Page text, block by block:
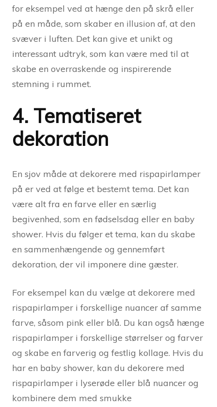
for eksempel ved at hænge den på skrå eller
på en måde, som skaber en illusion af, at den
svæver i luften. Det kan give et unikt og
interessant udtryk, som kan være med til at
skabe en overraskende og inspirerende
stemning i rummet.
4. Tematiseret
dekoration
En sjov måde at dekorere med rispapirlamper
på er ved at følge et bestemt tema. Det kan
være alt fra en farve eller en særlig
begivenhed, som en fødselsdag eller en baby
shower. Hvis du følger et tema, kan du skabe
en sammenhængende og gennemført
dekoration, der vil imponere dine gæster.
For eksempel kan du vælge at dekorere med
rispapirlamper i forskellige nuancer af samme
farve, såsom pink eller blå. Du kan også hænge
rispapirlamper i forskellige størrelser og farver
og skabe en farverig og festlig kollage. Hvis du
har en baby shower, kan du dekorere med
rispapirlamper i lyserøde eller blå nuancer og
kombinere dem med smukke